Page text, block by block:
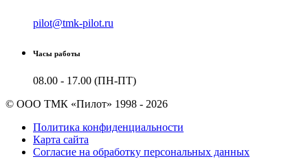
pilot@tmk-pilot.ru
Часы работы
08.00 - 17.00 (ПН-ПТ)
© ООО ТМК «Пилот» 1998 - 2026
Политика конфиденциальности
Карта сайта
Согласие на обработку персональных данных